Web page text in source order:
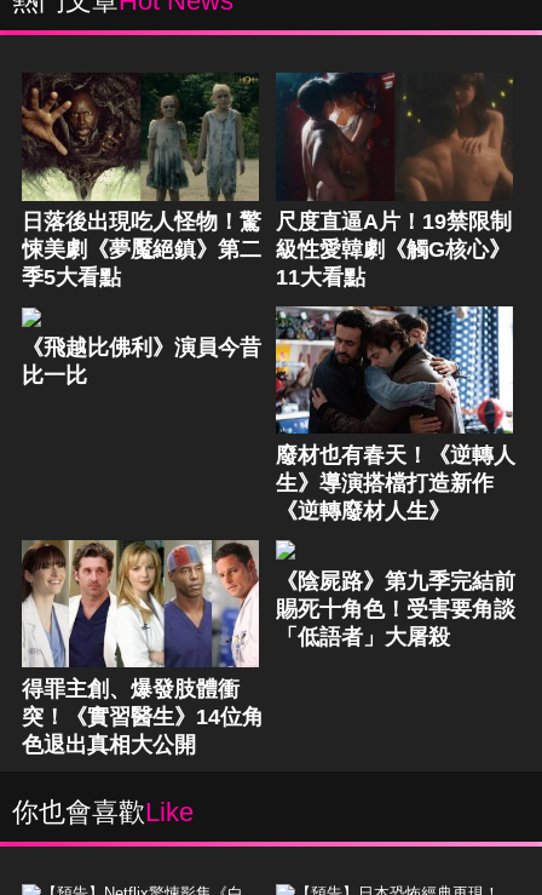
日落後出現吃人怪物！驚
悚美劇《夢魘絕鎮》第二
季5大看點
尺度直逼A片！19禁限制
級性愛韓劇《觸G核心》
11大看點
《飛越比佛利》演員今昔
比一比
廢材也有春天！《逆轉人
生》導演搭檔打造新作
《逆轉廢材人生》
得罪主創、爆發肢體衝
突！《實習醫生》14位角
色退出真相大公開
《陰屍路》第九季完結前
賜死十角色！受害要角談
「低語者」大屠殺
你也會喜歡Like